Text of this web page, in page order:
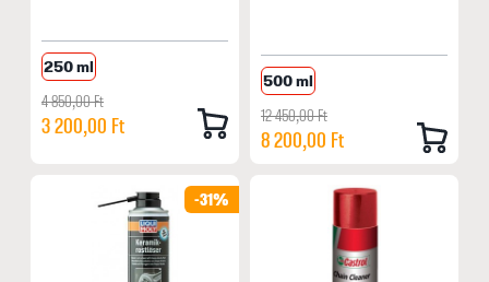
250 ml
4 850,00 Ft
3 200,00 Ft
500 ml
12 450,00 Ft
8 200,00 Ft
-31%